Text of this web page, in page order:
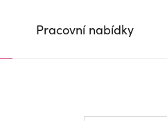
Pracovní nabídky